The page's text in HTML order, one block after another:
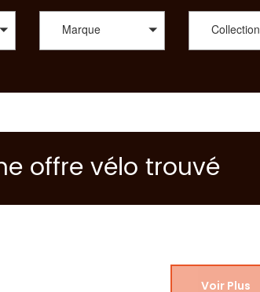
Marque Collection
offre vélo trouvé
Voir Plus